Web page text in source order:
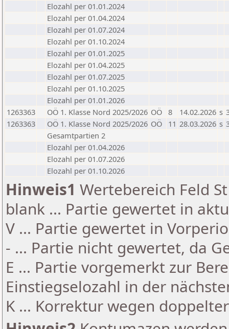
Elozahl per 01.01.2024
Elozahl per 01.04.2024
Elozahl per 01.07.2024
Elozahl per 01.10.2024
Elozahl per 01.01.2025
Elozahl per 01.04.2025
Elozahl per 01.07.2025
Elozahl per 01.10.2025
Elozahl per 01.01.2026
1263363
OÖ 1. Klasse Nord 2025/2026 OÖ 8 14.02.2026 s
1263363
OÖ 1. Klasse Nord 2025/2026 OÖ 11 28.03.2026 s
Gesamtpartien 2
Elozahl per 01.04.2026
Elozahl per 01.07.2026
Elozahl per 01.10.2026
Hinweis1 Wertebereich Feld
blank ... Partie gewertet in
V ... Partie gewertet in
- ... Partie nicht gewertet, da
E ... Partie vorgemerkt zur
Einstiegselozahl in der
K ... Korrektur wegen